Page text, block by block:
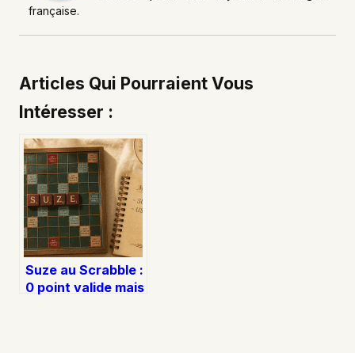
française.
Articles Qui Pourraient Vous
Intéresser :
Suze au Scrabble :
0 point valide mais